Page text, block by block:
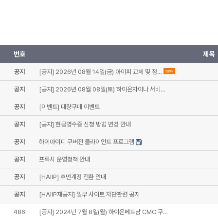
번호 제목
공지 [공지] 2026년 08월 14일(금) 아이피 교체 및 정… new
공지 [공지] 2026년 08월 08일(토) 하이온차이나 서비…
공지 [이벤트] 대량구매 이벤트
공지 [공지] 현금영수증 신청 방법 변경 안내
공지 하이아이피 구버전 클라이언트 프로그램
공지 프록시 운영정책 안내
공지 [HAIIP] 휴먼계정 전환 안내
공지 [HAIIP재공지] 일부 사이트 차단관련 공지
486 [공지] 2024년 7월 8일(월) 하이온베트남 CMC 구…